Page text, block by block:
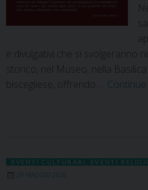
e divulgativi che si svolgeranno
storico, nel Museo, nella Basilica
biscegliese, offrendo …
EVENTI CULTURARI EVENTI
29 MAGGIO 2026